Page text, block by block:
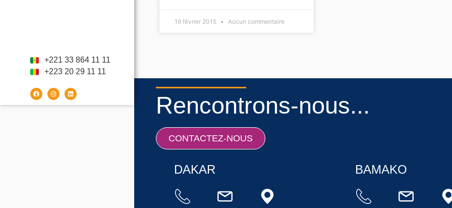
+221 33 864 11 11
+223 20 29 11 11
19 février 2015 Aucun commentaire
Rencontrons-nous...
CONTACTEZ-NOUS
DAKAR BAMAKO